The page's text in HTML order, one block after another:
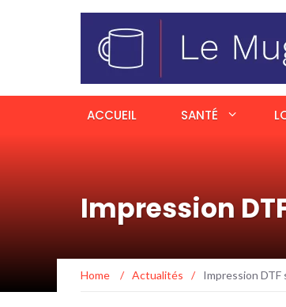
ACCUEIL SANTÉ
Impression
Home / Actualités / Impression DTF